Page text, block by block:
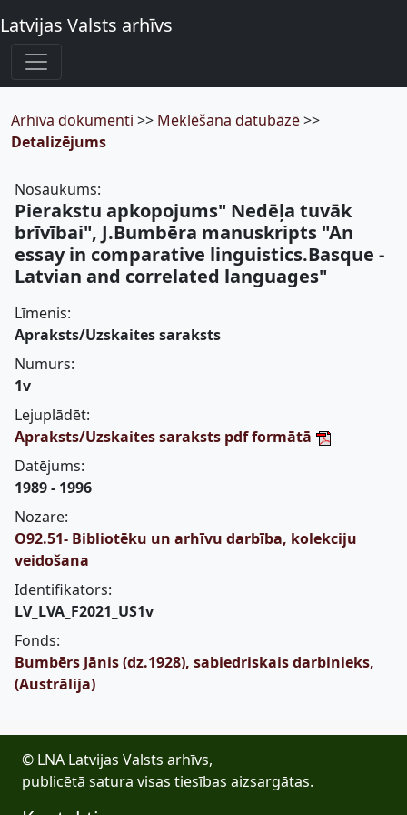
Latvijas Valsts arhīvs
Arhīva dokumenti >> Meklēšana datubāzē>>
Detalizējums
Nosaukums:
Pierakstu apkopojums" Nedēļa tuvāk
brīvībai", J.Bumbēra manuskripts "An
essay in comparative linguistics.Basque -
Latvian and correlated languages"
Līmenis:
Apraksts/Uzskaites saraksts
Numurs:
1v
Lejuplādēt:
Apraksts/Uzskaites saraksts pdf formātā
Datējums:
1989 - 1996
Nozare:
O92.51- Bibliotēku un arhīvu darbība, kolekciju
veidošana
Identifikators:
LV_LVA_F2021_US1v
Fonds:
Bumbērs Jānis (dz.1928), sabiedriskais darbinieks,
(Austrālija)
© LNA Latvijas Valsts arhīvs,
publicētā satura visas tiesības aizsargātas.